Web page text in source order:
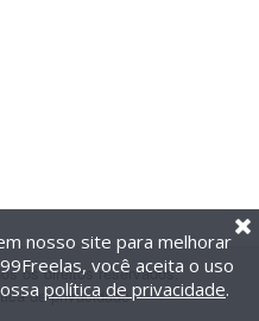
os direitos reservados.
de privacidade
nosso site para melhorar
você aceita o uso
política de privacidade.